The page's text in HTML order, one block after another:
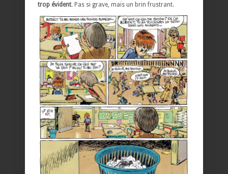
trop évident. Pas si grave, mais un brin frustrant.